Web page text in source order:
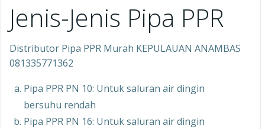
Jenis-Jenis Pipa PPR
Distributor Pipa PPR Murah KEPULAUAN ANAMBAS
081335771362
Pipa PPR PN 10: Untuk saluran air dingin
bersuhu rendah
Pipa PPR PN 16: Untuk saluran air dingin